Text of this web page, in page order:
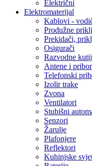
Električni
Elektromaterijal
Kablovi -
Produžne
Prekidači,
Osigurači
Razvodne
Antene i pribor
Telefonski
Izolir trake
Zvona
Ventilatori
Stubišni
Senzori
Žarulje
Plafonjere
Reflektori
Kuhinjske